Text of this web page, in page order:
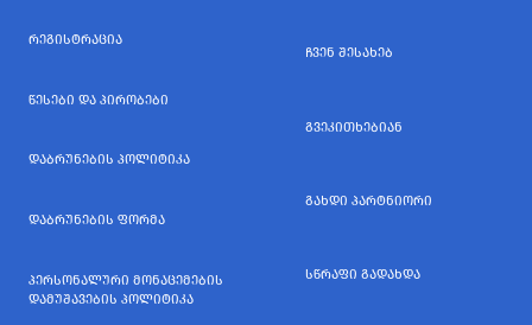
ᲠᲔᲒᲘᲡᲢᲠᲐᲪᲘᲐ
ᲬᲔᲡᲔᲑᲘ ᲓᲐ ᲞᲘᲠᲝᲑᲔᲑᲘ
ᲓᲐᲑᲠᲣᲜᲔᲑᲘᲡ ᲞᲝᲚᲘᲢᲘᲙᲐ
ᲓᲐᲑᲠᲣᲜᲔᲑᲘᲡ ᲤᲝᲠᲛᲐ
ᲞᲔᲠᲡᲝᲜᲐᲚᲣᲠᲘ ᲛᲝᲜᲐᲪᲔᲛᲔᲑᲘᲡ
ᲓᲐᲛᲣᲨᲐᲕᲔᲑᲘᲡ ᲞᲝᲚᲘᲢᲘᲙᲐ
ᲩᲕᲔᲜ ᲨᲔᲡᲐᲮᲔᲑ
ᲒᲕᲔᲙᲘᲗᲮᲔᲑᲘᲐᲜ
ᲒᲐᲮᲓᲘ ᲞᲐᲠᲢᲜᲘᲝᲠᲘ
ᲡᲬᲠᲐᲤᲘ ᲒᲐᲓᲐᲮᲓᲐ